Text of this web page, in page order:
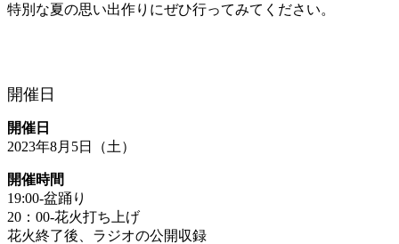
特別な夏の思い出作りにぜひ行ってみてください。
開催日
開催日
2023年8月5日（土）
開催時間
19:00-盆踊り
20：00-花火打ち上げ
花火終了後、ラジオの公開収録